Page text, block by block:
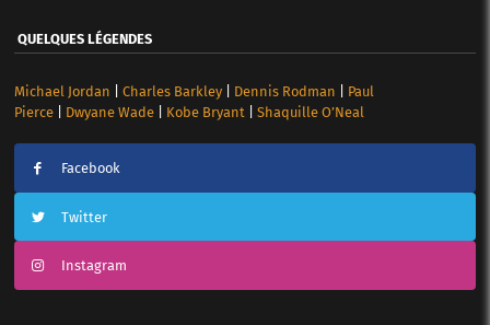
QUELQUES LÉGENDES
Michael Jordan Charles Barkley| Dennis Rodman
Paul
Pierce| Dwyane Wade| Kobe Bryant| Shaquille O’Neal
Facebook
Twitter
Instagram